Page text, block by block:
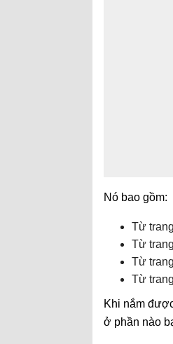
Nó bao gồm:
Từ
Từ
Từ
Từ
Khi nắm
ở phần nào